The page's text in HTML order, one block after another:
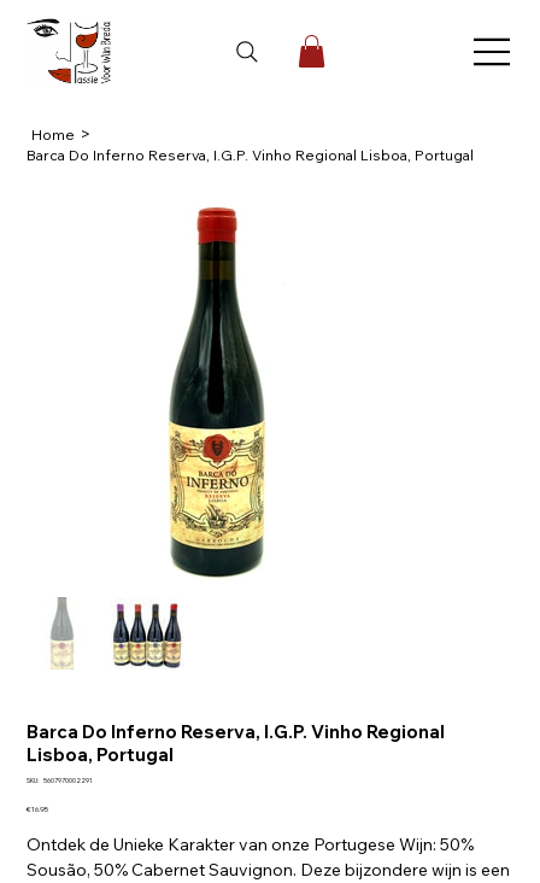
Home >
Barca Do Inferno Reserva, I.G.P. Vinho Regional Lisboa, Portugal
Barca Do Inferno Reserva, I.G.P. Vinho Regional
Lisboa, Portugal
SKU:
SKU
5607970002291
Price
€16.95
Ontdek de Unieke Karakter van onze Portugese Wijn: 50%
Sousão, 50% Cabernet Sauvignon. Deze bijzondere wijn is een